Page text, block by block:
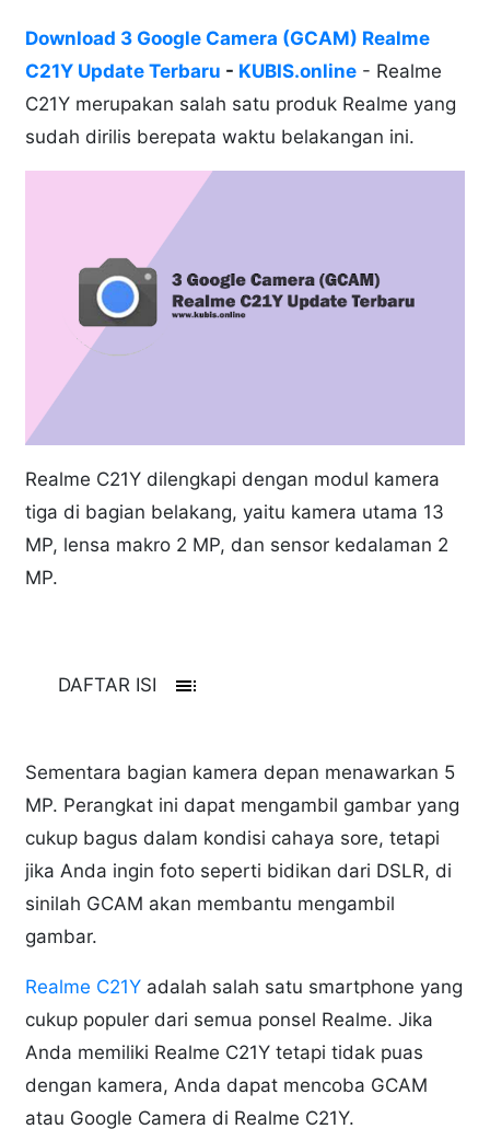
Download 3 Google Camera (GCAM) Realme
C21Y Update Terbaru - KUBIS.online - Realme
C21Y merupakan salah satu produk Realme yang
sudah dirilis berepata waktu belakangan ini.
Realme C21Y dilengkapi dengan modul kamera
tiga di bagian belakang, yaitu kamera utama 13
MP, lensa makro 2 MP, dan sensor kedalaman 2
MP.
DAFTAR ISI toc
Sementara bagian kamera depan menawarkan 5
MP. Perangkat ini dapat mengambil gambar yang
cukup bagus dalam kondisi cahaya sore, tetapi
jika Anda ingin foto seperti bidikan dari DSLR, di
sinilah GCAM akan membantu mengambil
gambar.
Realme C21Y adalah salah satu smartphone yang
cukup populer dari semua ponsel Realme. Jika
Anda memiliki Realme C21Y tetapi tidak puas
dengan kamera, Anda dapat mencoba GCAM
atau Google Camera di Realme C21Y.